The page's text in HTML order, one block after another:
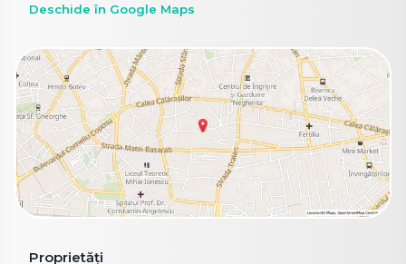
Deschide în Google Maps
Proprietăți